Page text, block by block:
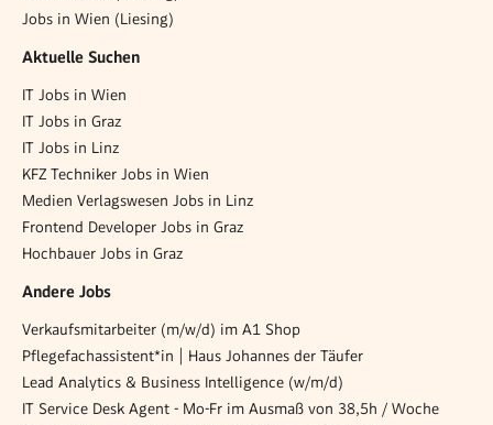
Jobs in Wien (Liesing)
Aktuelle Suchen
IT Jobs in Wien
IT Jobs in Graz
IT Jobs in Linz
KFZ Techniker Jobs in Wien
Medien Verlagswesen Jobs in Linz
Frontend Developer Jobs in Graz
Hochbauer Jobs in Graz
Andere Jobs
Verkaufsmitarbeiter (m/w/d) im A1 Shop
Pflegefachassistent*in | Haus Johannes der Täufer
Lead Analytics & Business Intelligence (w/m/d)
IT Service Desk Agent - Mo-Fr im Ausmaß von 38,5h / Woche